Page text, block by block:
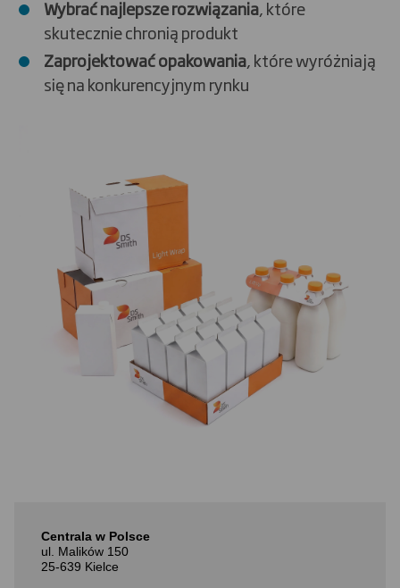
Wybrać najlepsze rozwiązania, które
skutecznie chronią produkt
Zaprojektować opakowania, które wyróżniają
się na konkurencyjnym rynku
Centrala w Polsce
ul. Malików 150
25-639 Kielce